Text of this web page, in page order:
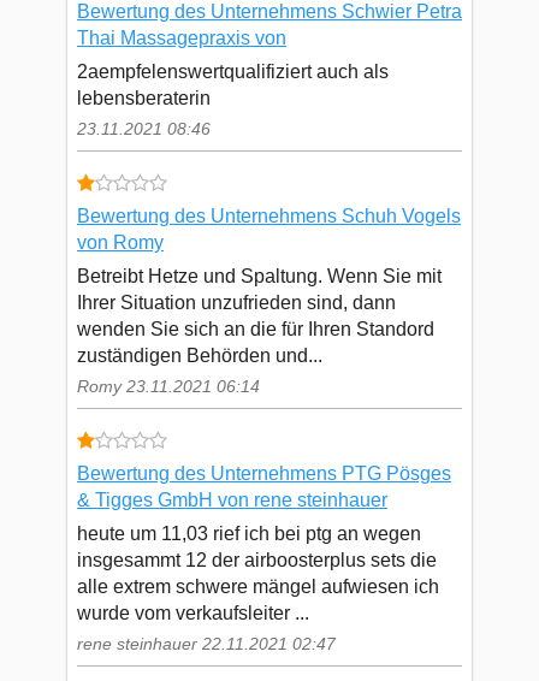
Bewertung des Unternehmens Schwier Petra
Thai Massagepraxis von
2aempfelenswertqualifiziert auch als
lebensberaterin
23.11.2021 08:46
Bewertung des Unternehmens Schuh Vogels
von Romy
Betreibt Hetze und Spaltung. Wenn Sie mit
Ihrer Situation unzufrieden sind, dann
wenden Sie sich an die für Ihren Standord
zuständigen Behörden und...
Romy 23.11.2021 06:14
Bewertung des Unternehmens PTG Pösges
& Tigges GmbH von rene steinhauer
heute um 11,03 rief ich bei ptg an wegen
insgesammt 12 der airboosterplus sets die
alle extrem schwere mängel aufwiesen ich
wurde vom verkaufsleiter ...
rene steinhauer 22.11.2021 02:47